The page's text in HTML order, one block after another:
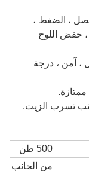
، الضغط ،
خفض اللوح
، آمن ، درجة
500 طن
من الجانب